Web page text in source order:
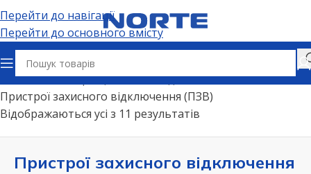
Перейти до навігації
Перейти до основного вмісту
Головна Електрощитове обладнання
Пристрої захисного відключення (ПЗВ)
Відображаються усі з 11 результатів
Пристрої захисного відключення